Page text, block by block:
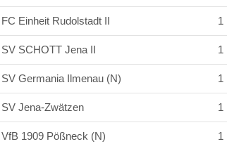
FC Einheit Rudolstadt II 1
SV SCHOTT Jena II 1
SV Germania Ilmenau (N) 1
SV Jena-Zwätzen 1
VfB 1909 Pößneck (N) 1